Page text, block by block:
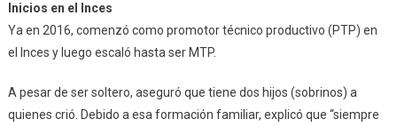
Inicios en el Inces
Ya en 2016, comenzó como promotor técnico productivo (PTP) en
el Inces y luego escaló hasta ser MTP.
A pesar de ser soltero, aseguró que tiene dos hijos (sobrinos) a
quienes crió. Debido a esa formación familiar, explicó que “siempre